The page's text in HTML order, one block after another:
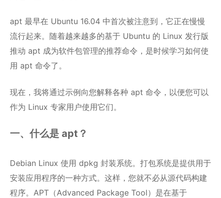
apt 最早在 Ubuntu 16.04 中首次被注意到，它正在慢慢
流行起来。随着越来越多的基于 Ubuntu 的 Linux 发行版
推动 apt 成为软件包管理的推荐命令，是时候学习如何使
用 apt 命令了。
现在，我将通过示例向您解释各种 apt 命令，以便您可以
作为 Linux 专家用户使用它们。
一、什么是 apt？
Debian Linux 使用 dpkg 封装系统。打包系统是提供用于
安装应用程序的一种方式。这样，您就不必从源代码构建
程序。APT（Advanced Package Tool）是在基于